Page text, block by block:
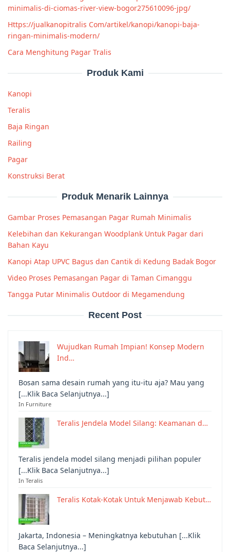
minimalis-di-ciomas-river-view-bogor275610096-jpg/
Https://jualkanopitralis Com/artikel/kanopi/kanopi-baja-
ringan-minimalis-modern/
Cara Menghitung Pagar Tralis
Produk Kami
Kanopi
Teralis
Baja Ringan
Railing
Pagar
Konstruksi Berat
Produk Menarik Lainnya
Gambar Proses Pemasangan Pagar Rumah Minimalis
Kelebihan dan Kekurangan Woodplank Untuk Pagar dari
Bahan Kayu
Kanopi Atap UPVC Bagus dan Cantik di Kedung Badak Bogor
Video Proses Pemasangan Pagar di Taman Cimanggu
Tangga Putar Minimalis Outdoor di Megamendung
Recent Post
Wujudkan Rumah Impian! Konsep Modern
Ind…
Bosan sama desain rumah yang itu-itu aja? Mau yang
[...Klik Baca Selanjutnya...]
In Furniture
Teralis Jendela Model Silang: Keamanan d…
Teralis jendela model silang menjadi pilihan populer
[...Klik Baca Selanjutnya...]
In Teralis
Teralis Kotak-Kotak Untuk Menjawab Kebut…
Jakarta, Indonesia – Meningkatnya kebutuhan [...Klik
Baca Selanjutnya...]